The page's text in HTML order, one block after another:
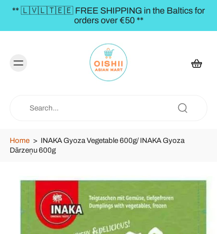
SHIPPING in the Baltics for
** FREE
Home > INAKA Gyoza Vegetable 600g/ INAKA Gyoza
Dārzeņu 600g